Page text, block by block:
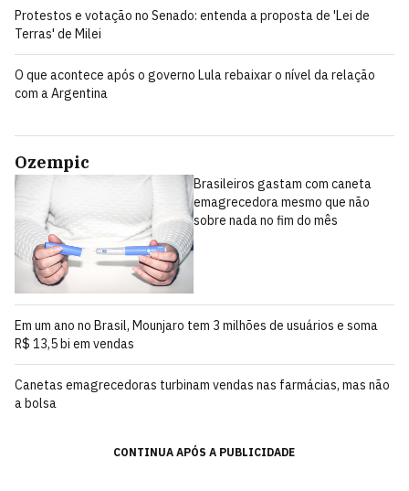
Protestos e votação no Senado: entenda a proposta de 'Lei de
Terras' de Milei
O que acontece após o governo Lula rebaixar o nível da relação
com a Argentina
Ozempic
Brasileiros gastam com caneta
emagrecedora mesmo que não
sobre nada no fim do mês
Em um ano no Brasil, Mounjaro tem 3 milhões de usuários e soma
R$ 13,5 bi em vendas
Canetas emagrecedoras turbinam vendas nas farmácias, mas não
a bolsa
CONTINUA APÓS A PUBLICIDADE